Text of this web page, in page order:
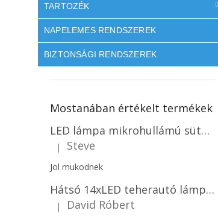
TARTOZÉK
NAPELEMES RENDSZEREK
BIZTONSÁGI RENDSZEREK
Mostanában értékelt termékek
LED lámpa mikrohullámú sütővel és fényérzékelővel 18W, 1830lm, IP44, 4000K, kerek, fehér keret/2-PACK!
A termék értékelése 5-ből 5 csillag.
| Steve
Jol mukodnek
Hátsó 14xLED teherautó lámpa, 12V, bal vagy jobb oldali vagy jobb oldali/2-PACK! [L1070-BL]
A termék értékelése 5-ből 5 csillag.
| David Róbert